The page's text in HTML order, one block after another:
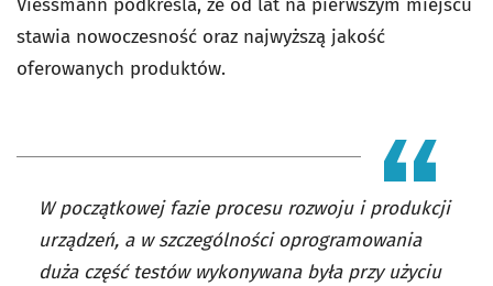
Viessmann podkreśla, że od lat na pierwszym miejscu
stawia nowoczesność oraz najwyższą jakość
oferowanych produktów.
W początkowej fazie procesu rozwoju i produkcji
urządzeń, a w szczególności oprogramowania
duża część testów wykonywana była przy użyciu